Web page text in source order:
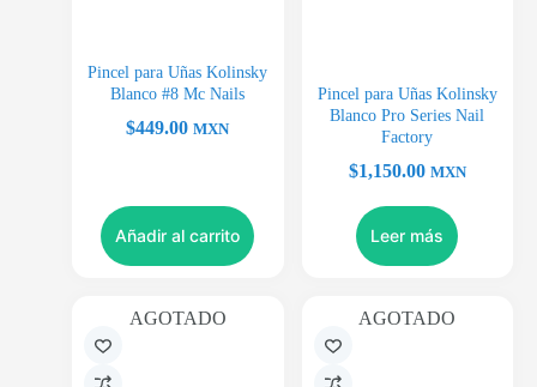
Pincel para Uñas Kolinsky
Blanco #8 Mc Nails
$449.00 MXN
Añadir al carrito
Pincel para Uñas Kolinsky
Blanco Pro Series Nail
Factory
$1,150.00 MXN
Leer más
AGOTADO AGOTADO